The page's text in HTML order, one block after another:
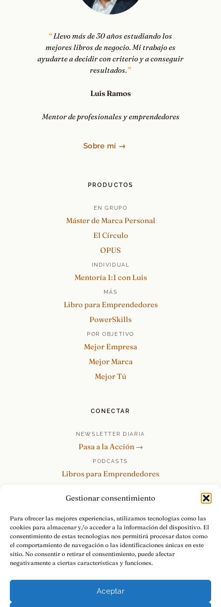
Gestionar consentimiento
Para ofrecer las mejores experiencias, utilizamos tecnologías como las
cookies para almacenar y/o acceder a la información del dispositivo. El
consentimiento de estas tecnologías nos permitirá procesar datos como
el comportamiento de navegación o las identificaciones únicas en este
sitio. No consentir o retirar el consentimiento, puede afectar
negativamente a ciertas características y funciones.
Aceptar
Llevo más de 30 años estudiando los
mejores libros de negocio. Mi trabajo es
ayudarte a decidir con criterio y a conseguir
resultados.
Luis Ramos
Mentor de profesionales y emprendedores
Sobre mí →
PRODUCTOS
EN GRUPO
Máster de Marca Personal
El Círculo
OPUS
INDIVIDUAL
Mentoría 1:1 con Luis
MÁS
Libro para Emprendedores
PowerSkills
POR OBJETIVO
Mejor Empresa
Mejor Marca
Mejor Tú
CONECTAR
NEWSLETTER DIARIA
Pasa a la Acción →
PODCASTS
Libros para Emprendedores
re:Invéntate / PowerSkills
MENTOR360
HABLAMOS
Contacto y consultas →